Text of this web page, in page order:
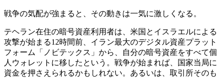
戦争の気配が強まると、その動きは一気に激しくなる。
テヘラン在住の暗号資産利用者は、米国とイスラエルによる
攻撃が始まる12時間前、イラン最大のデジタル資産プラット
フォーム「ノビテックス」から、自分の暗号資産をすべて個
人ウォレットに移したという。戦争が始まれば、国家当局に
資金を押さえられるかもしれない。あるいは、取引所そのも